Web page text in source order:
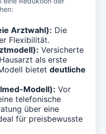
Arztwahl): Die
Flexibilität.
Versicherte
als erste
bietet deutliche
Modell): Vor
telefonische
über eine
für preisbewusste